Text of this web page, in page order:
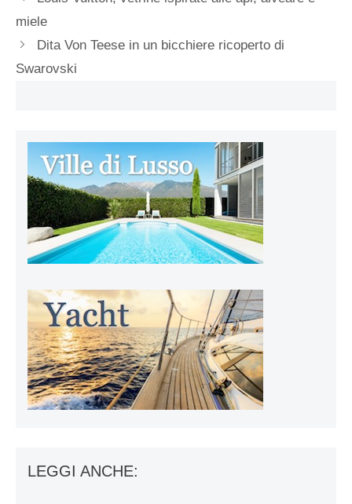
miele
Dita Von Teese in un bicchiere ricoperto di
Swarovski
LEGGI ANCHE: